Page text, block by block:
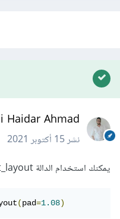
Haidar Ahmad
نشر15 أكتوبر 2021
يمكنك استخدام الدالة tight_layout:
(pad=1.08)